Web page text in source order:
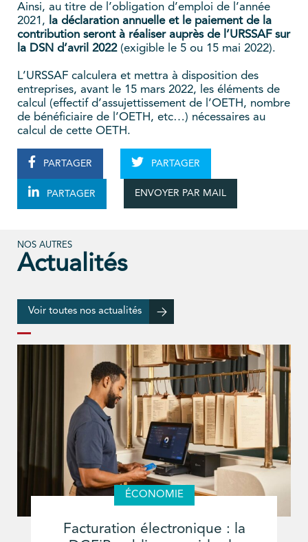
Ainsi, au titre de l’obligation d’emploi de l’année
2021, la déclaration annuelle et le paiement de la
contribution seront à réaliser auprès de l’URSSAF sur
la DSN d’avril 2022(exigible le 5 ou 15 mai 2022).
L’URSSAF calculera et mettra à disposition des
entreprises, avant le 15 mars 2022, les éléments de
calcul (effectif d’assujettissement de l’OETH, nombre
de bénéficiaire de l’OETH, etc…) nécessaires au
calcul de cette OETH.
PARTAGER PARTAGER
PARTAGER ENVOYER PAR MAIL
NOS AUTRES
Actualités
Voir toutes nos actualités
ÉCONOMIE
Facturation électronique : la